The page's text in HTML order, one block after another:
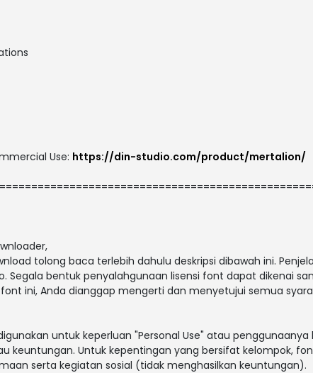
Use: https://din-studio.com/product/mertalion/
tolong baca terlebih dahulu deskripsi dibawah ini.
Segala bentuk penyalahgunaan lisensi font dapat dikenai
ini, Anda dianggap mengerti dan menyetujui semua
untuk keperluan "Personal Use" atau
keuntungan. Untuk kepentingan yang bersifat kelompok,
serta kegiatan sosial (tidak menghasilkan keuntungan).